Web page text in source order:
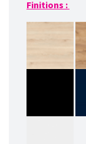
Finitions :